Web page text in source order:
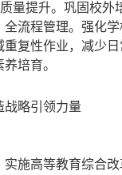
质量提升。巩固校
流程管理。强化
复性作业，减少
培育。
战略引领力量
实施高等教育综合